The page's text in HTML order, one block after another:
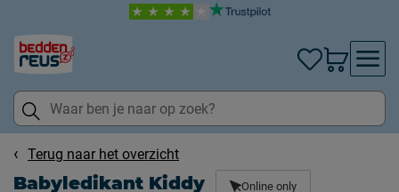
Terug naar het overzicht
Babyledikant Kiddy Online only